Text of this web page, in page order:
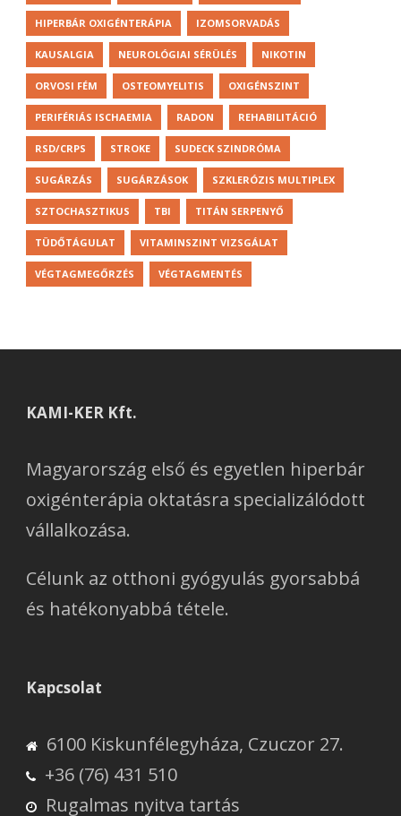
HIPERBÁR OXIGÉNTERÁPIA IZOMSORVADÁS
KAUSALGIA NEUROLÓGIAI SÉRÜLÉS NIKOTIN
ORVOSI FÉM OSTEOMYELITIS OXIGÉNSZINT
PERIFÉRIÁS ISCHAEMIA RADON REHABILITÁCIÓ
RSD/CRPS STROKE SUDECK SZINDRÓMA
SUGÁRZÁS SUGÁRZÁSOK SZKLERÓZIS MULTIPLEX
SZTOCHASZTIKUS TBI TITÁN SERPENYŐ
TÜDŐTÁGULAT VITAMINSZINT VIZSGÁLAT
VÉGTAGMEGŐRZÉS VÉGTAGMENTÉS
KAMI-KER Kft.
Magyarország első és egyetlen hiperbár
oxigénterápia oktatásra specializálódott
vállalkozása.
Célunk az otthoni gyógyulás gyorsabbá
és hatékonyabbá tétele.
Kapcsolat
6100 Kiskunfélegyháza, Czuczor 27.
+36 (76) 431 510
Rugalmas nyitva tartás